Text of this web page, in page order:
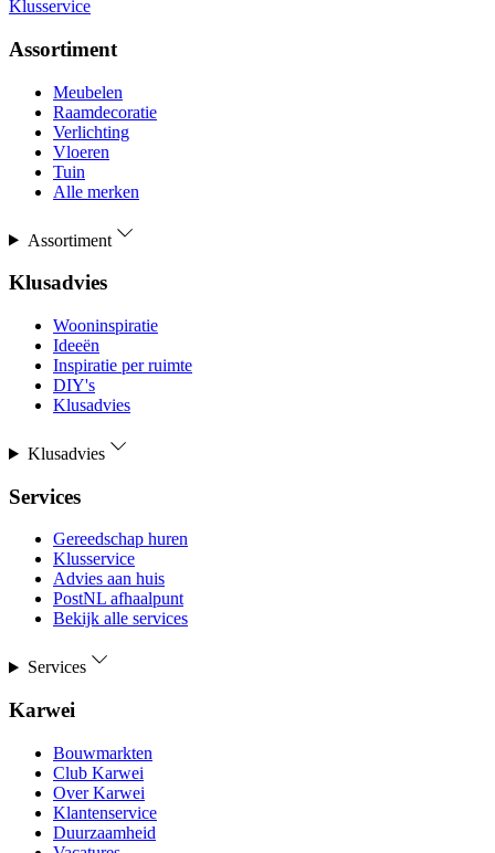
Klusservice
Assortiment
Meubelen
Raamdecoratie
Verlichting
Vloeren
Tuin
Alle merken
Assortiment
Klusadvies
Wooninspiratie
Ideeën
Inspiratie per ruimte
DIY's
Klusadvies
Klusadvies
Services
Gereedschap huren
Klusservice
Advies aan huis
PostNL afhaalpunt
Bekijk alle services
Services
Karwei
Bouwmarkten
Club Karwei
Over Karwei
Klantenservice
Duurzaamheid